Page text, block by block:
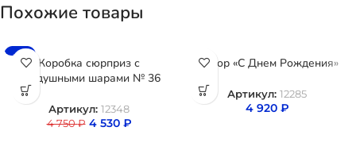
Похожие товары
-5%
Коробка сюрприз с
воздушными шарами № 36
Артикул: 12348
4 750₽ 4 530 ₽
Набор «С Днем Рождения»
Артикул: 12285
4 920 ₽